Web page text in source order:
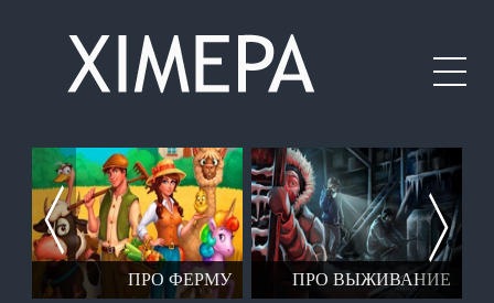
ПРО ФЕРМУ ПРО ВЫЖИВАНИЕ